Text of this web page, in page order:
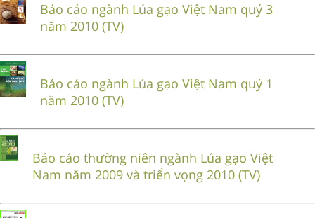
Báo cáo ngành Lúa gạo Việt Nam quý 3
năm 2010 (TV)
Báo cáo ngành Lúa gạo Việt Nam quý 1
năm 2010 (TV)
Báo cáo thường niên ngành Lúa gạo Việt
Nam năm 2009 và triển vọng 2010 (TV)